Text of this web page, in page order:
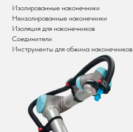
Изолированные наконечники
Неизолированные наконечники
Изоляция для наконечников
Соединители
Инструменты для обжима наконечников